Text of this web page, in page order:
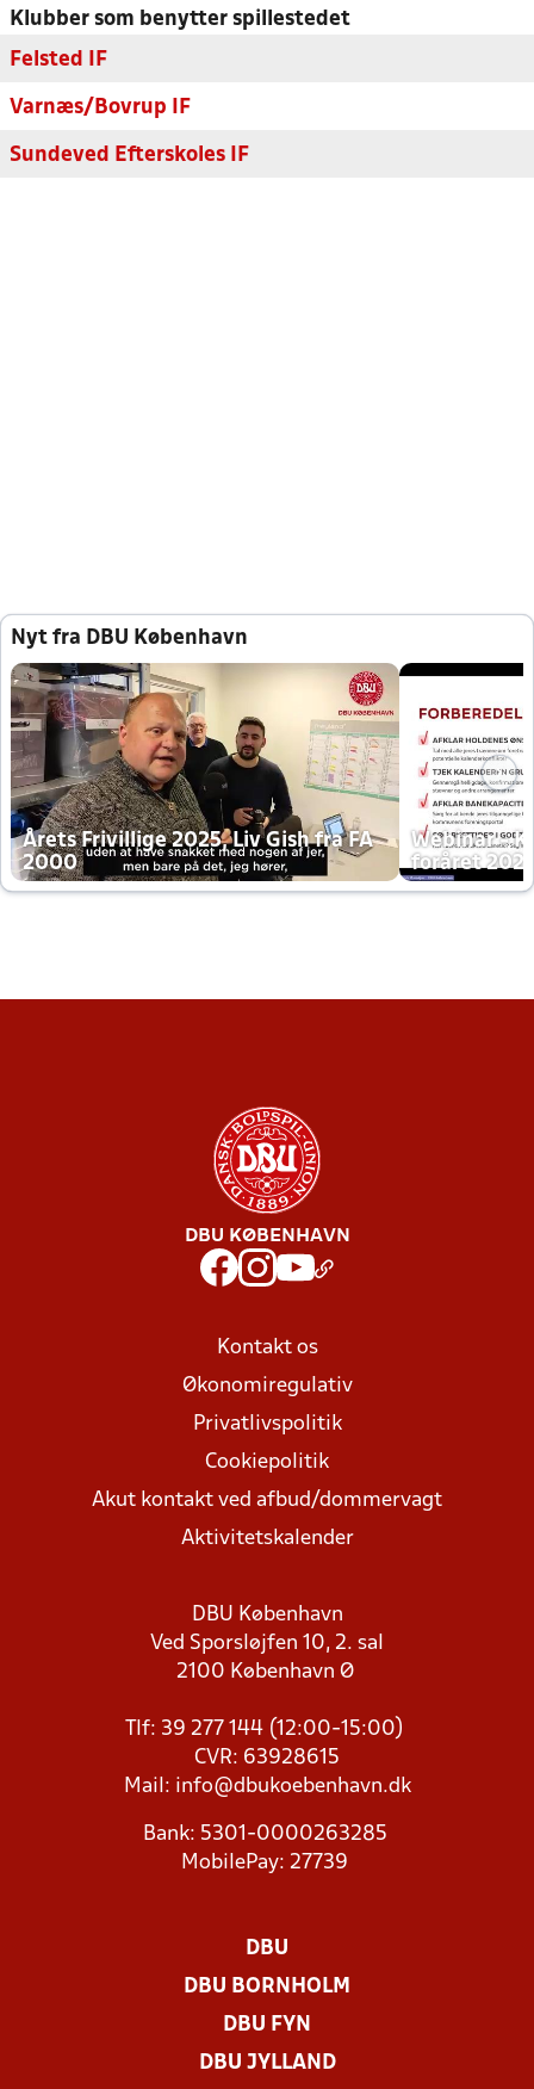
Klubber som benytter spillestedet
Felsted IF
Varnæs/Bovrup IF
Sundeved Efterskoles IF
Nyt fra DBU København
Årets Frivillige 2025, Liv Gish fra FA
2000
Webinar -
foråret
DBU KØBENHAVN
Kontakt os
Økonomiregulativ
Privatlivspolitik
Cookiepolitik
Akut kontakt ved afbud/dommervagt
Aktivitetskalender
DBU København
Ved Sporsløjfen 10, 2. sal
2100 København Ø
Tlf: 39 277 144 (12:00-15:00)
CVR: 63928615
Mail: info@dbukoebenhavn.dk
Bank: 5301-0000263285
MobilePay: 27739
DBU
DBU BORNHOLM
DBU FYN
DBU JYLLAND